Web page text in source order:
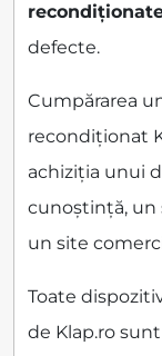
defecte.
Cumpărarea
recondiționat
achiziția unui
cunoștință, un
un site
Toate
de Klap.ro